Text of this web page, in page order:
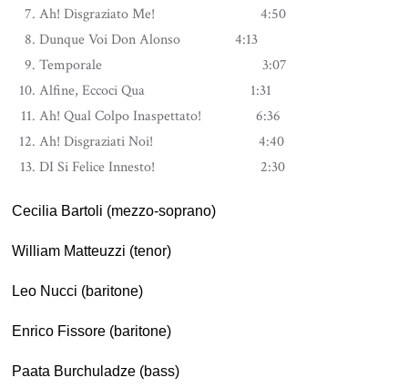
Ah! Disgraziato Me! 4:50
Dunque Voi Don Alonso 4:13
Temporale 3:07
Alfine, Eccoci Qua 1:31
Ah! Qual Colpo Inaspettato! 6:36
Ah! Disgraziati Noi! 4:40
DI Si Felice Innesto! 2:30
Cecilia Bartoli (mezzo-soprano)
William Matteuzzi (tenor)
Leo Nucci (baritone)
Enrico Fissore (baritone)
Paata Burchuladze (bass)